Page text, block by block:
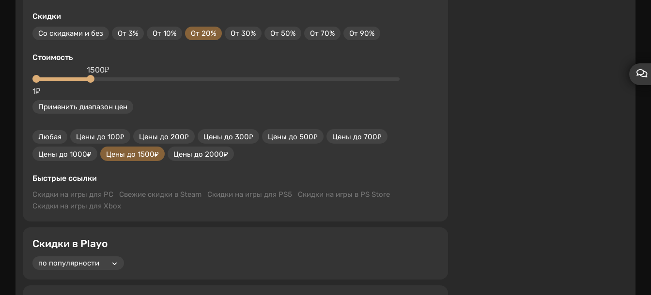
Скидки
Со скидками и без От 3% От 10% От 20% От 30% От 50% От 70% От 90%
Стоимость
1₽
1500₽
Применить диапазон цен
Любая Цены до 100₽ Цены до 200₽ Цены до 300₽ Цены до 500₽
Цены до 700₽
Цены до 1000₽
Цены до 1500₽ Цены до 2000₽
Быстрые ссылки
Скидки на игры для PC Свежие скидки в Steam Скидки на игры для PS5
Скидки на игры в PS Store
Скидки на игры для Xbox
Скидки в Playo